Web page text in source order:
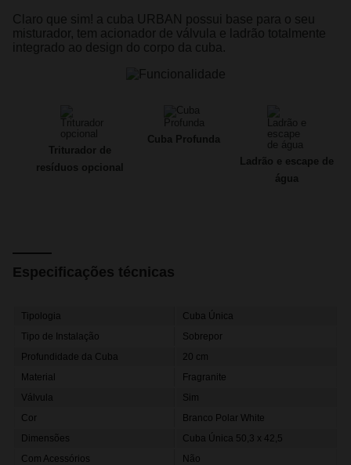
Claro que sim! a cuba URBAN possui base para o seu
misturador, tem acionador de válvula e ladrão totalmente
integrado ao design do corpo da cuba.
Triturador de
resíduos opcional
Cuba Profunda
Ladrão e escape de
água
Especificações técnicas
Tipologia
Cuba Única
Tipo de Instalação
Sobrepor
Profundidade da Cuba
20 cm
Material
Fragranite
Válvula
Sim
Cor
Branco Polar White
Dimensões
Cuba Única 50,3 x 42,5
Com Acessórios
Não